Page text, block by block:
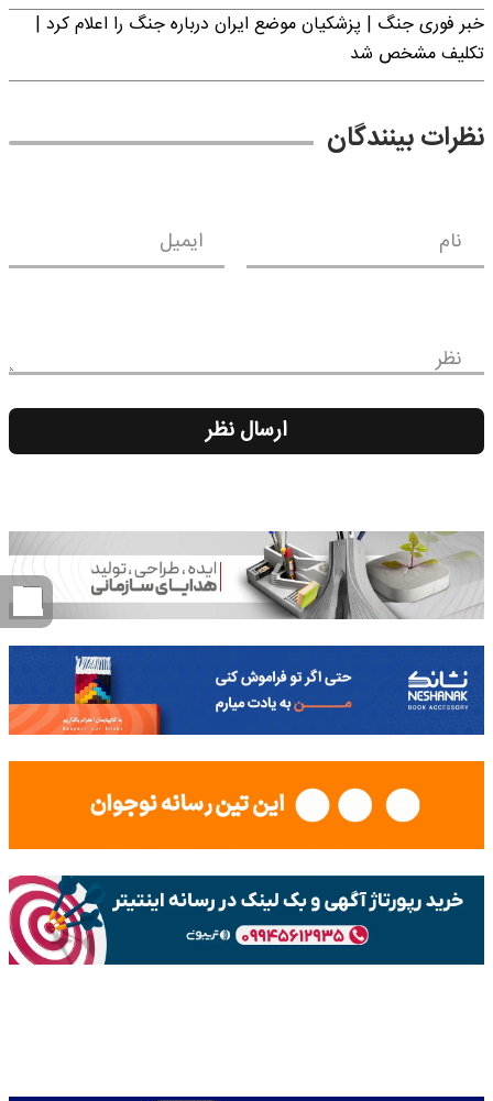
خبر فوری جنگ | پزشکیان موضع ایران درباره جنگ را اعلام کرد |
تکلیف مشخص شد
نظرات بینندگان
نام ایمیل
نظر
ارسال نظر